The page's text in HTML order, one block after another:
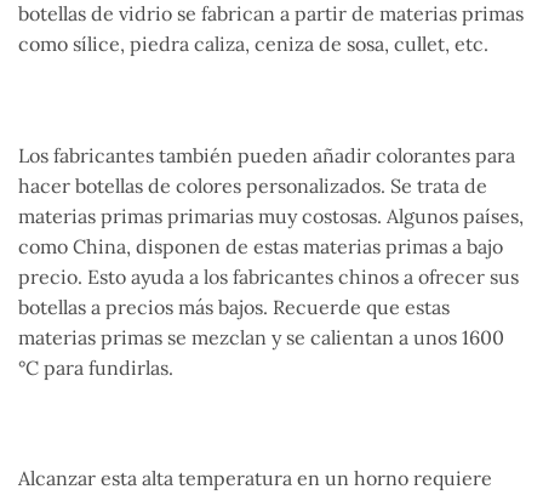
botellas de vidrio se fabrican a partir de materias primas
como sílice, piedra caliza, ceniza de sosa, cullet, etc.
Los fabricantes también pueden añadir colorantes para
hacer botellas de colores personalizados. Se trata de
materias primas primarias muy costosas. Algunos países,
como China, disponen de estas materias primas a bajo
precio. Esto ayuda a los fabricantes chinos a ofrecer sus
botellas a precios más bajos. Recuerde que estas
materias primas se mezclan y se calientan a unos 1600
°C para fundirlas.
Alcanzar esta alta temperatura en un horno requiere